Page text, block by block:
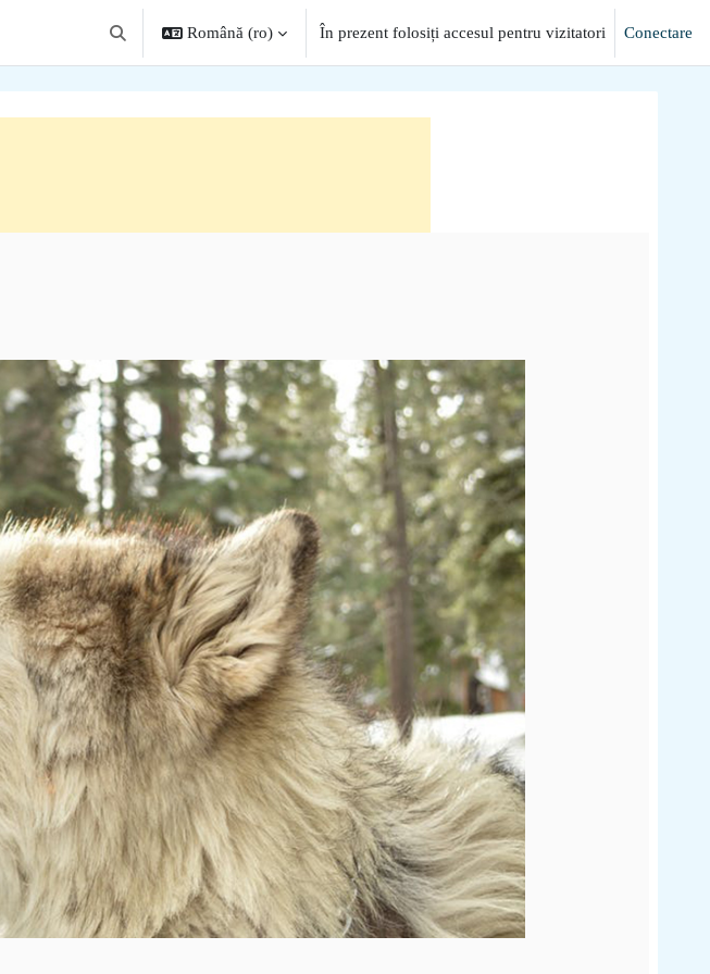
Afișați căutarea
Română ‎(ro)‎ În prezent folosiți accesul pentru vizitatori Conectare